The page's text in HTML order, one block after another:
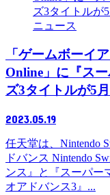
ニュース
「ゲームボーイ
Online」に『ス
ズ3タイトルが5
2023.05.19
任天堂は、Nintendo
ドバンス Nintendo
ンス』と『スーパー
オアドバンス3』...